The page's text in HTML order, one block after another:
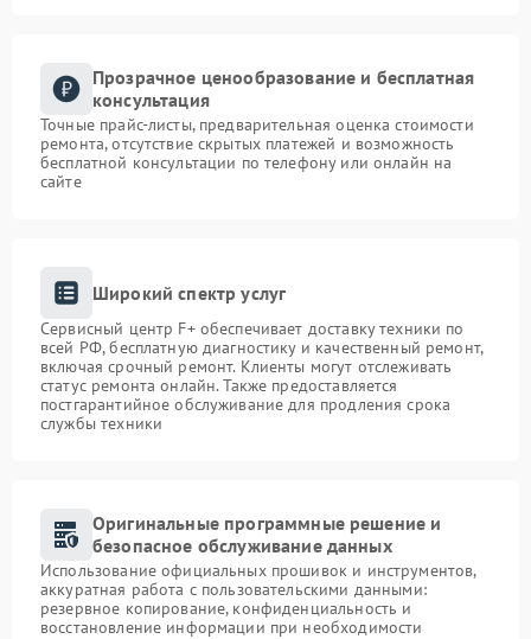
Прозрачное ценообразование и бесплатная
консультация
Точные прайс-листы, предварительная оценка стоимости
ремонта, отсутствие скрытых платежей и возможность
бесплатной консультации по телефону или онлайн на
сайте
Широкий спектр услуг
Сервисный центр F+ обеспечивает доставку техники по
всей РФ, бесплатную диагностику и качественный ремонт,
включая срочный ремонт. Клиенты могут отслеживать
статус ремонта онлайн. Также предоставляется
постгарантийное обслуживание для продления срока
службы техники
Оригинальные программные решение и
безопасное обслуживание данных
Использование официальных прошивок и инструментов,
аккуратная работа с пользовательскими данными:
резервное копирование, конфиденциальность и
восстановление информации при необходимости